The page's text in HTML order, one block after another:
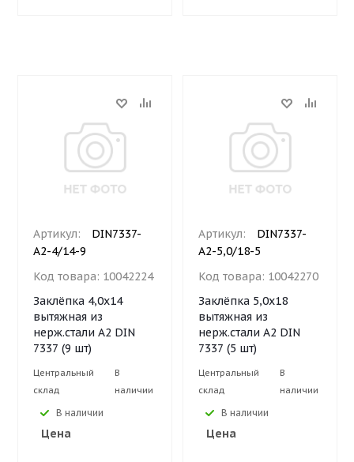
Артикул:
DIN7337-
A2-4/14-9
Код товара: 10042224
Заклёпка 4,0х14
вытяжная из
нерж.стали А2 DIN
7337 (9 шт)
Центральный
склад
В
наличии
В наличии
Цена
Артикул:
DIN7337-
A2-5,0/18-5
Код товара: 10042270
Заклёпка 5,0х18
вытяжная из
нерж.стали А2 DIN
7337 (5 шт)
Центральный
склад
В
наличии
В наличии
Цена